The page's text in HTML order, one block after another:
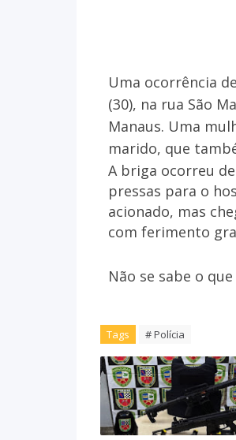
Uma ocorrência
(30), na rua São
Manaus. Uma
marido, que
A briga ocorreu
pressas para o
acionado, mas
com ferimento
Não se sabe o
Tags # Polícia